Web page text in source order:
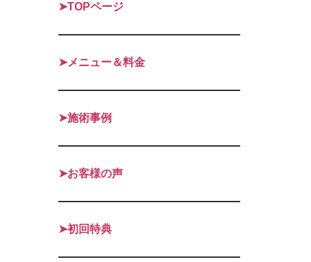
➤TOPページ
➤メニュー＆料金
➤施術事例
➤お客様の声
➤初回特典